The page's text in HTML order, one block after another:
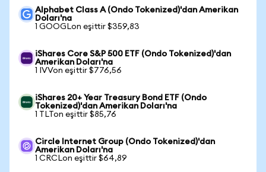
Alphabet Class A (Ondo Tokenized)'dan Amerikan
Doları'na
1 GOOGLon eşittir $359,83
iShares Core S&P 500 ETF (Ondo Tokenized)'dan
Amerikan Doları'na
1 IVVon eşittir $776,56
iShares 20+ Year Treasury Bond ETF (Ondo
Tokenized)'dan Amerikan Doları'na
1 TLTon eşittir $85,76
Circle Internet Group (Ondo Tokenized)'dan
Amerikan Doları'na
1 CRCLon eşittir $64,89